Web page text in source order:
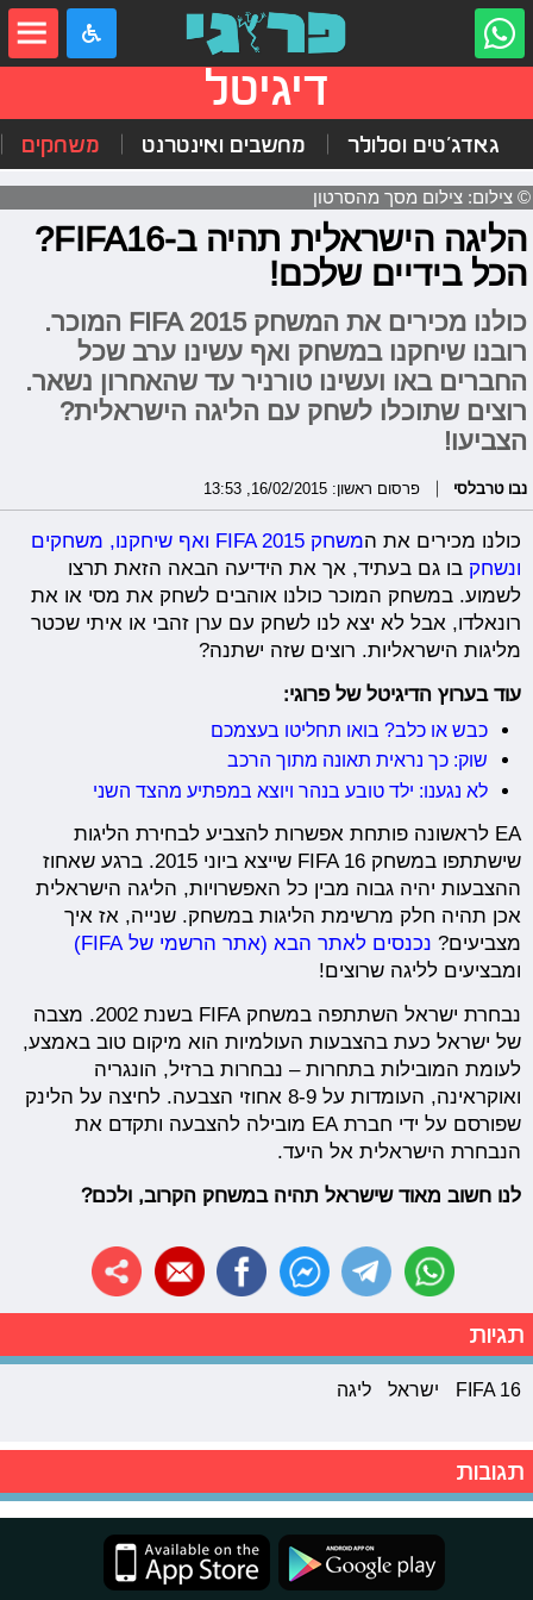
דיגיטל
גאדג'טים וסלולר מחשבים ואינטרנט משחקים
© צילום: צילום מסך מהסרטון
הליגה הישראלית תהיה ב-FIFA16?
הכל בידיים שלכם!
כולנו מכירים את המשחק FIFA 2015 המוכר.
רובנו שיחקנו במשחק ואף עשינו ערב שכל
החברים באו ועשינו טורניר עד שהאחרון נשאר.
רוצים שתוכלו לשחק עם הליגה הישראלית?
הצביעו!
נבו טרבלסי פרסום ראשון: 16/02/2015, 13:53
כולנו מכירים את ה
משחק FIFA 2015 ואף שיחקנו, משחקים
ונשחק בו גם בעתיד, אך את הידיעה הבאה הזאת תרצו
לשמוע. במשחק המוכר כולנו אוהבים לשחק את מסי או את
רונאלדו, אבל לא יצא לנו לשחק עם ערן זהבי או איתי שכטר
מליגות הישראליות. רוצים שזה ישתנה?
עוד בערוץ הדיגיטל של פרוגי:
כבש או כלב? בואו תחליטו בעצמכם
שוק: כך נראית תאונה מתוך הרכב
לא נגענו: ילד טובע בנהר ויוצא במפתיע מהצד השני
EA לראשונה פותחת אפשרות להצביע לבחירת הליגות
שישתתפו במשחקFIFA 16
שייצא ביוני 2015. ברגע שאחוז
ההצבעות יהיה גבוה מבין כל האפשרויות, הליגה הישראלית
אכן תהיה חלק מרשימת הליגות במשחק.שנייה, אז איך
מצביעים? נכנסים לאתר הבא (אתר הרשמי של FIFA)
ומבציעים לליגה שרוצים!
נבחרת ישראל השתתפה במשחק FIFA בשנת 2002. מצבה
של ישראל כעת בהצבעות העולמיות הוא מיקום טוב באמצע,
לעומת המובילות בתחרות – נבחרות ברזיל, הונגריה
ואוקראינה, העומדות על 8-9 אחוזי הצבעה. לחיצה על הלינק
שפורסם על ידי חברת EA מובילה להצבעה ותקדם את
הנבחרת הישראלית אל היעד.
לנו חשוב מאוד שישראל תהיה במשחק הקרוב, ולכם?
תגיות
FIFA 16 ישראל ליגה
תגובות